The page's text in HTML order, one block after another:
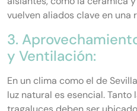
vuelven aliados clave en una
3.
y Ventilación:
En un clima como el de
luz natural es esencial. Tanto